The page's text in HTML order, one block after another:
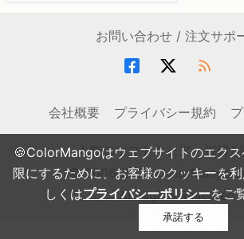
🍪ColorMangoはウェブサイトのエク
限にするために、お客様のクッキーを
しくはプライバシーポリシーをご
承諾する
お問い合わせ / 注文サポ
会社概要 プライバシー規約
人気のソフトウェア・毎日が
© 2006-2026
All Rights Reserved.